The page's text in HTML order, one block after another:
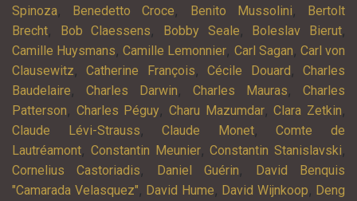
Spinoza, Benedetto Croce, Benito Mussolini,
Bertolt
Brecht, Bob Claessens, Bobby Seale, Boleslav Bierut,
Camille Huysmans,Camille Lemonnier, Carl Sagan, Carl von
Clausewitz,Catherine François,Cécile Douard ,Charles
Baudelaire, Charles Darwin, Charles Mauras, Charles
Patterson, Charles Péguy,Charu Mazumdar,Clara Zetkin,
Claude Lévi-Strauss,Claude Monet,Comte de
Lautréamont, Constantin Meunier,Constantin Stanislavski,
Cornelius Castoriadis, Daniel Guérin,
David Benquis
"Camarada Velasquez", David Hume, David Wijnkoop, Deng